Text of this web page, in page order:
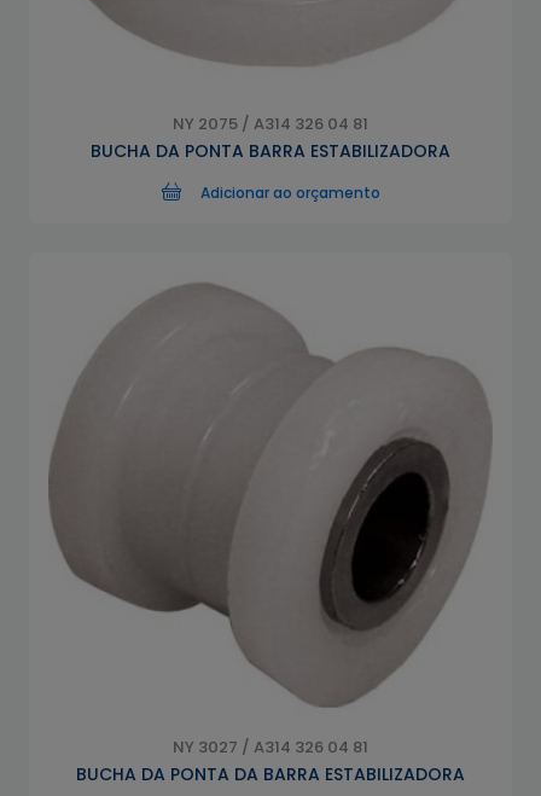
NY 2075 / A314 326 04 81
BUCHA DA PONTA BARRA ESTABILIZADORA
Adicionar ao orçamento
NY 3027 / A314 326 04 81
BUCHA DA PONTA DA BARRA ESTABILIZADORA